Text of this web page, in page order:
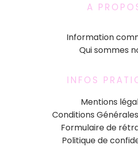
A
Information
Qui sommes
INFOS
Mentions
Conditions
Formulaire de
Politique de